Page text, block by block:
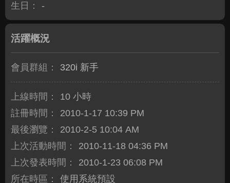
生日：
-
活躍概況
會員群組： 320i 新手
上線時間：
10 小時
註冊時間：
2010-1-17 10:39 PM
最後瀏覽：
2010-2-5 10:04 AM
上次活動時間：
2010-11-18 04:36 PM
上次發表時間：
2010-1-23 06:08 PM
所在時區：
使用系統預設